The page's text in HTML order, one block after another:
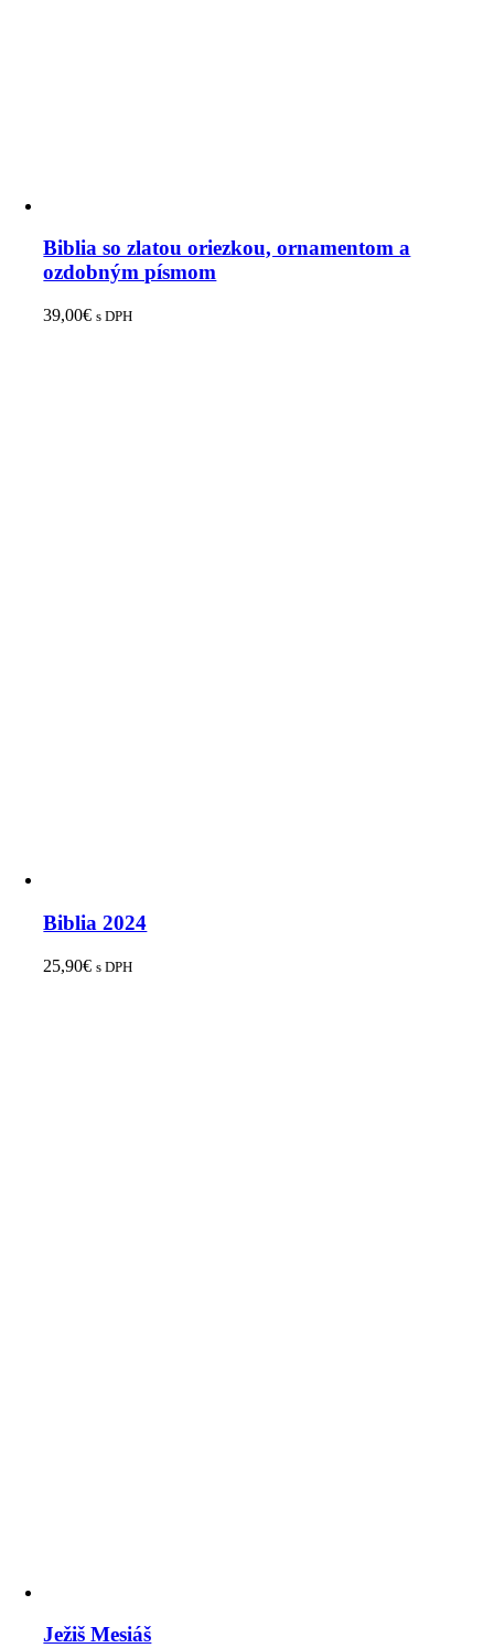
Biblia so zlatou oriezkou, ornamentom a
ozdobným písmom
39,00€ s DPH
Biblia 2024
25,90€ s DPH
Ježiš Mesiáš